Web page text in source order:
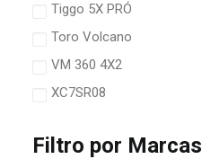
Tiggo 5X PRÓ
Toro Volcano
VM 360 4X2
XC7SR08
Filtro por Marcas